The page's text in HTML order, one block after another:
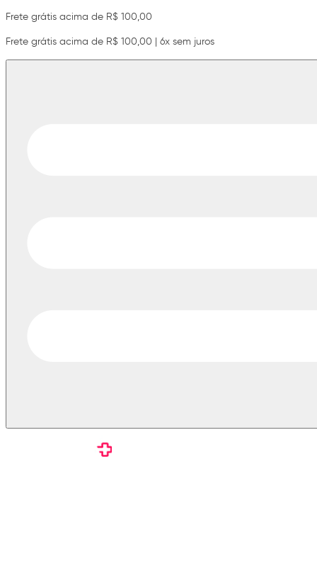
Frete grátis acima de R$ 100,00
Frete grátis acima de R$ 100,00 | 6x sem juros